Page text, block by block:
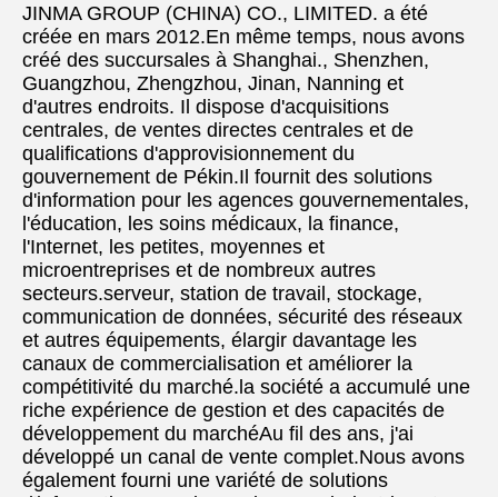
JINMA GROUP (CHINA) CO., LIMITED. a été
créée en mars 2012.En même temps, nous avons
créé des succursales à Shanghai., Shenzhen,
Guangzhou, Zhengzhou, Jinan, Nanning et
d'autres endroits. Il dispose d'acquisitions
centrales, de ventes directes centrales et de
qualifications d'approvisionnement du
gouvernement de Pékin.Il fournit des solutions
d'information pour les agences gouvernementales,
l'éducation, les soins médicaux, la finance,
l'Internet, les petites, moyennes et
microentreprises et de nombreux autres
secteurs.serveur, station de travail, stockage,
communication de données, sécurité des réseaux
et autres équipements, élargir davantage les
canaux de commercialisation et améliorer la
compétitivité du marché.la société a accumulé une
riche expérience de gestion et des capacités de
développement du marchéAu fil des ans, j'ai
développé un canal de vente complet.Nous avons
également fourni une variété de solutions